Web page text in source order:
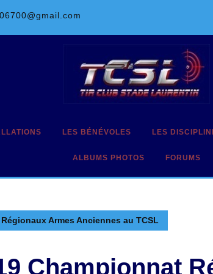
LES BÉNÉVOLES LES
ALBUMS PHOTOS FORUMS
Armes Anciennes au TCSL
Championnat